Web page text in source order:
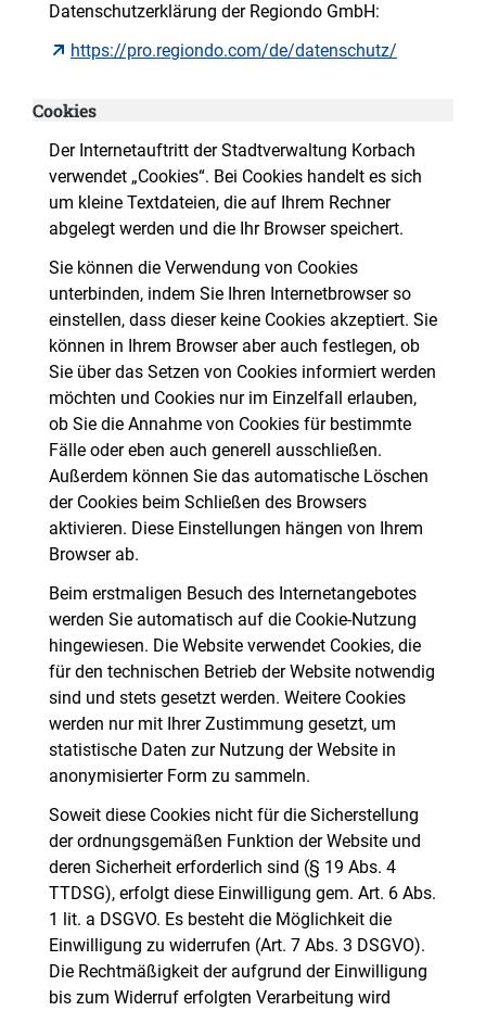
Datenschutzerklärung der Regiondo GmbH:
https://pro.regiondo.com/de/datenschutz/
Cookies
Der Internetauftritt der Stadtverwaltung Korbach
verwendet „Cookies“. Bei Cookies handelt es sich
um kleine Textdateien, die auf Ihrem Rechner
abgelegt werden und die Ihr Browser speichert.
Sie können die Verwendung von Cookies
unterbinden, indem Sie Ihren Internetbrowser so
einstellen, dass dieser keine Cookies akzeptiert. Sie
können in Ihrem Browser aber auch festlegen, ob
Sie über das Setzen von Cookies informiert werden
möchten und Cookies nur im Einzelfall erlauben,
ob Sie die Annahme von Cookies für bestimmte
Fälle oder eben auch generell ausschließen.
Außerdem können Sie das automatische Löschen
der Cookies beim Schließen des Browsers
aktivieren. Diese Einstellungen hängen von Ihrem
Browser ab.
Beim erstmaligen Besuch des Internetangebotes
werden Sie automatisch auf die Cookie-Nutzung
hingewiesen. Die Website verwendet Cookies, die
für den technischen Betrieb der Website notwendig
sind und stets gesetzt werden. Weitere Cookies
werden nur mit Ihrer Zustimmung gesetzt, um
statistische Daten zur Nutzung der Website in
anonymisierter Form zu sammeln.
Soweit diese Cookies nicht für die Sicherstellung
der ordnungsgemäßen Funktion der Website und
deren Sicherheit erforderlich sind (§ 19 Abs. 4
TTDSG), erfolgt diese Einwilligung gem. Art. 6 Abs.
1 lit. a DSGVO. Es besteht die Möglichkeit die
Einwilligung zu widerrufen (Art. 7 Abs. 3 DSGVO).
Die Rechtmäßigkeit der aufgrund der Einwilligung
bis zum Widerruf erfolgten Verarbeitung wird